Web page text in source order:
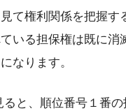
て権利関係を把握す
いる担保権は既に消
なります。
と、順位番号１番の